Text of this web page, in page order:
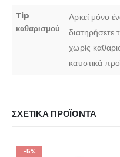
Tip
καθαρισμού
Αρκεί μόνο
διατηρήσετε
χωρίς
καυστικά
ΣΧΕΤΙΚΆ ΠΡΟΪΌΝΤΑ